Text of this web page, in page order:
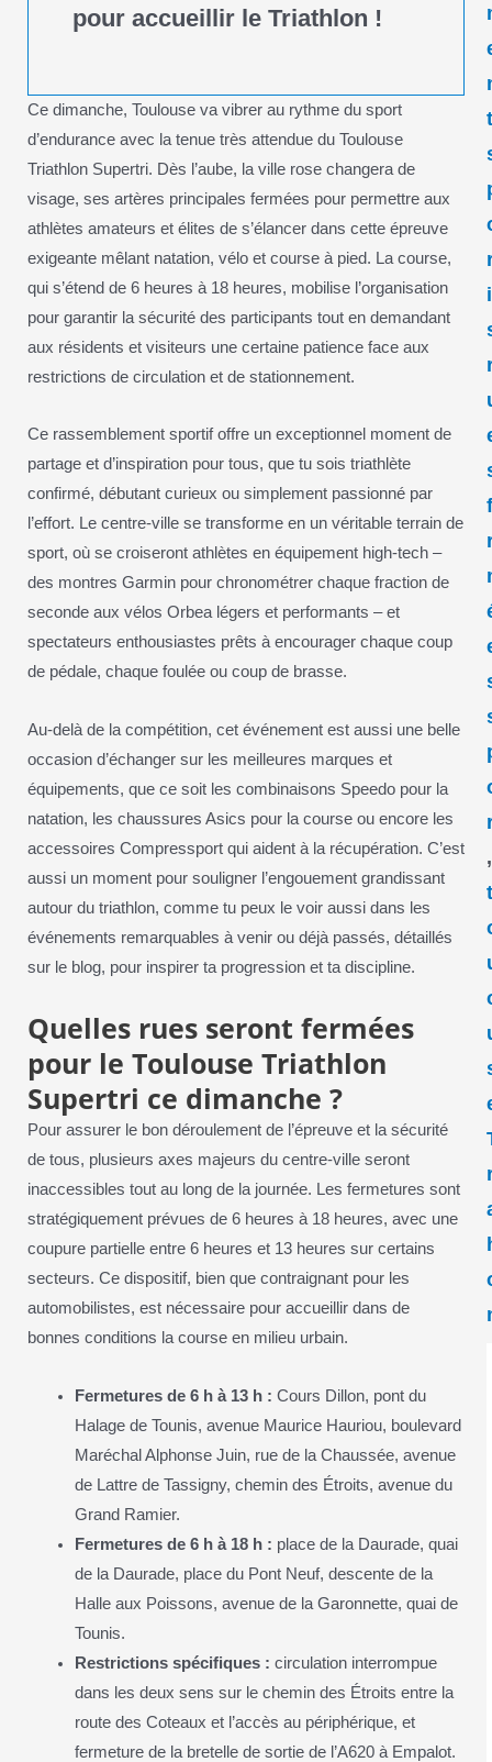
pour accueillir le Triathlon !
Ce dimanche, Toulouse va vibrer au rythme du sport
d’endurance avec la tenue très attendue du Toulouse
Triathlon Supertri. Dès l’aube, la ville rose changera de
visage, ses artères principales fermées pour permettre aux
athlètes amateurs et élites de s’élancer dans cette épreuve
exigeante mêlant natation, vélo et course à pied. La course,
qui s’étend de 6 heures à 18 heures, mobilise l’organisation
pour garantir la sécurité des participants tout en demandant
aux résidents et visiteurs une certaine patience face aux
restrictions de circulation et de stationnement.
Ce rassemblement sportif offre un exceptionnel moment de
partage et d’inspiration pour tous, que tu sois triathlète
confirmé, débutant curieux ou simplement passionné par
l’effort. Le centre-ville se transforme en un véritable terrain de
sport, où se croiseront athlètes en équipement high-tech –
des montres Garmin pour chronométrer chaque fraction de
seconde aux vélos Orbea légers et performants – et
spectateurs enthousiastes prêts à encourager chaque coup
de pédale, chaque foulée ou coup de brasse.
Au-delà de la compétition, cet événement est aussi une belle
occasion d’échanger sur les meilleures marques et
équipements, que ce soit les combinaisons Speedo pour la
natation, les chaussures Asics pour la course ou encore les
accessoires Compressport qui aident à la récupération. C’est
aussi un moment pour souligner l’engouement grandissant
autour du triathlon, comme tu peux le voir aussi dans les
événements remarquables à venir ou déjà passés, détaillés
sur le blog, pour inspirer ta progression et ta discipline.
Quelles rues seront fermées
pour le Toulouse Triathlon
Supertri ce dimanche ?
Pour assurer le bon déroulement de l’épreuve et la sécurité
de tous, plusieurs axes majeurs du centre-ville seront
inaccessibles tout au long de la journée. Les fermetures sont
stratégiquement prévues de 6 heures à 18 heures, avec une
coupure partielle entre 6 heures et 13 heures sur certains
secteurs. Ce dispositif, bien que contraignant pour les
automobilistes, est nécessaire pour accueillir dans de
bonnes conditions la course en milieu urbain.
Fermetures de 6 h à 13 h : Cours Dillon, pont du
Halage de Tounis, avenue Maurice Hauriou, boulevard
Maréchal Alphonse Juin, rue de la Chaussée, avenue
de Lattre de Tassigny, chemin des Étroits, avenue du
Grand Ramier.
Fermetures de 6 h à 18 h : place de la Daurade, quai
de la Daurade, place du Pont Neuf, descente de la
Halle aux Poissons, avenue de la Garonnette, quai de
Tounis.
Restrictions spécifiques : circulation interrompue
dans les deux sens sur le chemin des Étroits entre la
route des Coteaux et l’accès au périphérique, et
fermeture de la bretelle de sortie de l’A620 à Empalot.
,